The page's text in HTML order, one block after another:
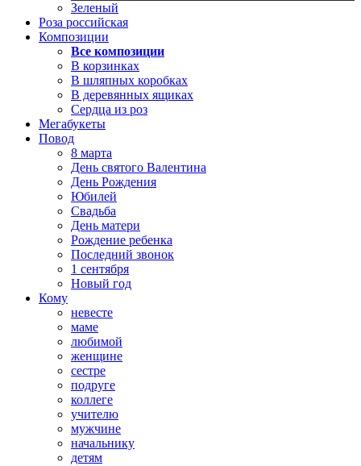
Зеленый
Роза российская
Композиции
Все композиции
В корзинках
В шляпных коробках
В деревянных ящиках
Сердца из роз
Мегабукеты
Повод
8 марта
День святого Валентина
День Рождения
Юбилей
Свадьба
День матери
Рождение ребенка
Последний звонок
1 сентября
Новый год
Кому
невесте
маме
любимой
женщине
сестре
подруге
коллеге
учителю
мужчине
начальнику
детям